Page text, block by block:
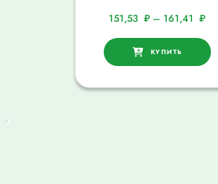
151,53 ₽ – 161,41 ₽
КУПИТЬ